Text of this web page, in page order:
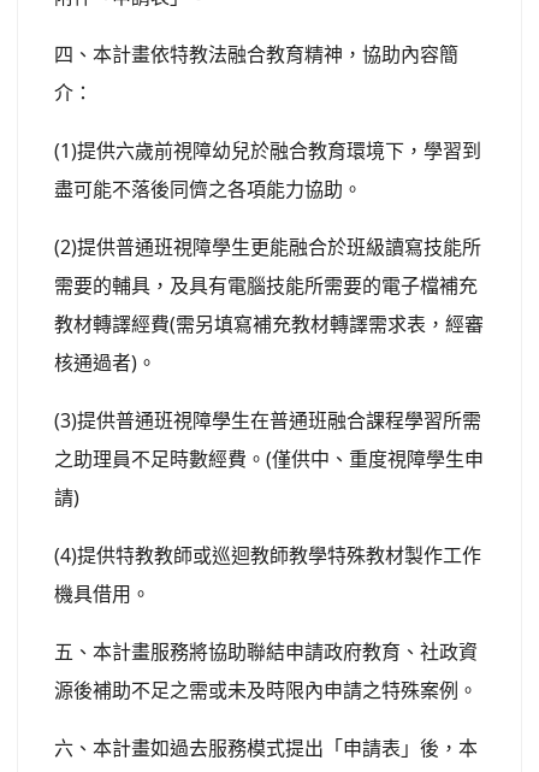
四、本計畫依特教法融合教育精神，協助內容簡
介：
(1)提供六歲前視障幼兒於融合教育環境下，學習到
盡可能不落後同儕之各項能力協助。
(2)提供普通班視障學生更能融合於班級讀寫技能所
需要的輔具，及具有電腦技能所需要的電子檔補充
教材轉譯經費(需另填寫補充教材轉譯需求表，經審
核通過者)。
(3)提供普通班視障學生在普通班融合課程學習所需
之助理員不足時數經費。(僅供中、重度視障學生申
請)
(4)提供特教教師或巡迴教師教學特殊教材製作工作
機具借用。
五、本計畫服務將協助聯結申請政府教育、社政資
源後補助不足之需或未及時限內申請之特殊案例。
六、本計畫如過去服務模式提出「申請表」後，本